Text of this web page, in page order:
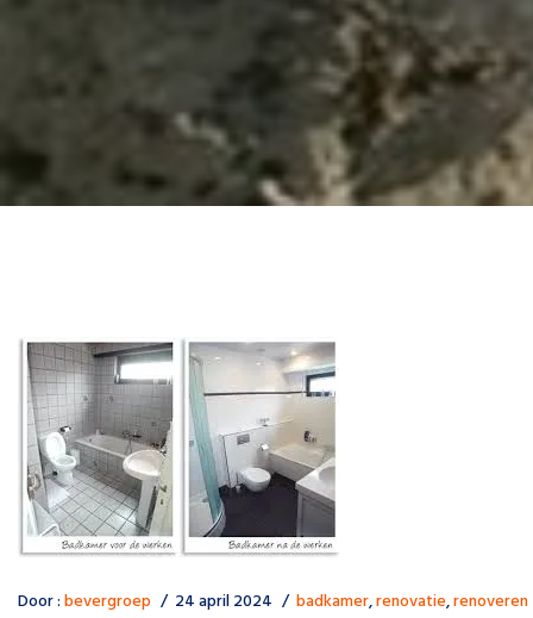
Door :bevergroep 24 april 2024 badkamer,renovatie,renoveren